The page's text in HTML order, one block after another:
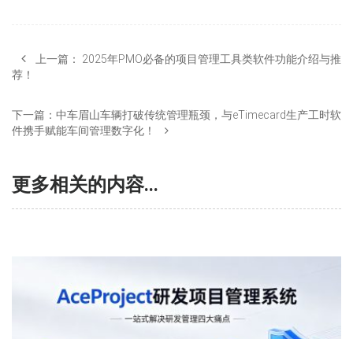
上一篇： 2025年PMO必备的项目管理工具类软件功能介绍与推
荐！
下一篇： 中车眉山车辆打破传统管理瓶颈，与eTimecard生产工时软
件携手赋能车间管理数字化！
更多相关的内容...